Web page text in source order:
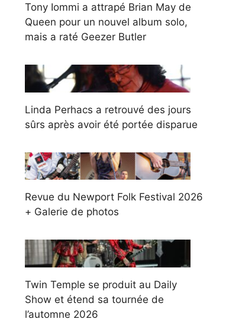
Tony Iommi a attrapé Brian May de
Queen pour un nouvel album solo,
mais a raté Geezer Butler
Linda Perhacs a retrouvé des jours
sûrs après avoir été portée disparue
Revue du Newport Folk Festival 2026
+ Galerie de photos
Twin Temple se produit au Daily
Show et étend sa tournée de
l’automne 2026